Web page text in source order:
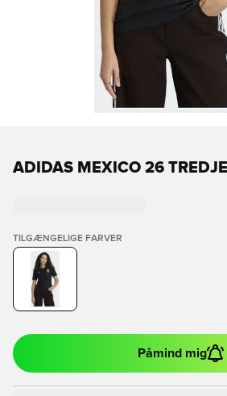
ADIDAS MEXICO 26
TILGÆNGELIGE FARVER
Påmind mig